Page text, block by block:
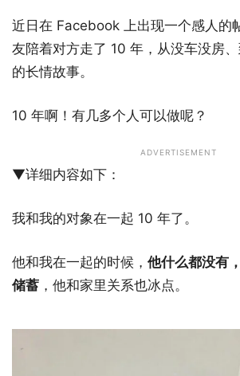
近日在 Facebook 上出现一个感人的
友陪着对方走了 10 年，从没车没房
的长情故事。
10 年啊！有几多个人可以做呢？
ADVERTISEMENT
▼详细内容如下：
我和我的对象在一起 10 年了。
他和我在一起的时候， 他什么都没有
储蓄 ，他和家里关系也冰点。